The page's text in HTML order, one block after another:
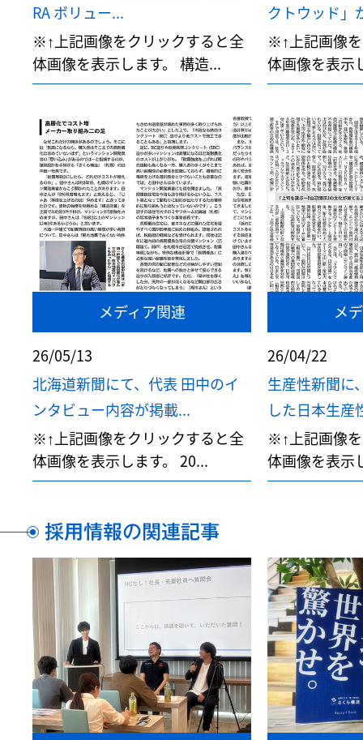
RA ボリュー...
※↑上記画像をクリックすると全
体画像を表示します。 構造...
クトウッド」
※↑上記画像
体画像を表示
メディア関連
26/05/13
北海道新聞にて、代表 田中のイ
ンタビュー内容が掲載...
※↑上記画像をクリックすると全
体画像を表示します。 20...
メ
26/04/22
生産性新聞に
した日本生産
※↑上記画像
体画像を表示
採用情報の関連記事